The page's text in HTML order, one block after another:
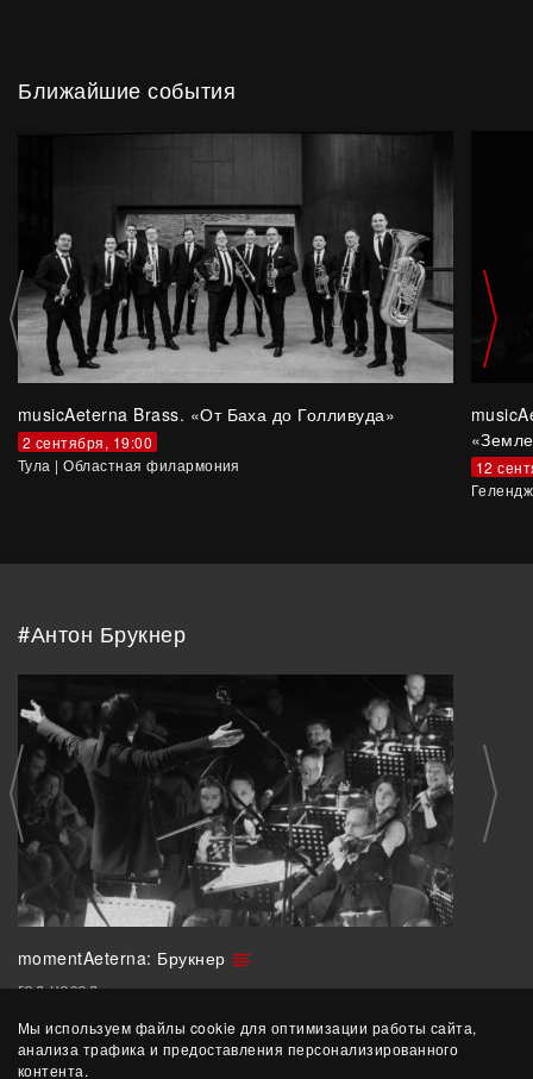
Мы используем файлы cookie для оптимизации работы сайта,
анализа трафика и предоставления персонализированного
контента.
Ближайшие события
musicAeterna Brass. «От Баха до Голливуда»
2 сентября, 19:00
Тула |Областная филармония
12
#Антон Брукнер
momentAeterna: Брукнер
год назад